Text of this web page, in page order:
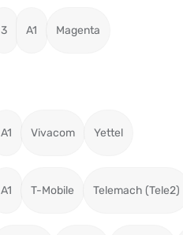
3 A1 Magenta
A1 Vivacom Yettel
A1 T-Mobile Telemach (Tele2)